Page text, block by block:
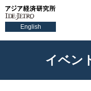
English
イベン